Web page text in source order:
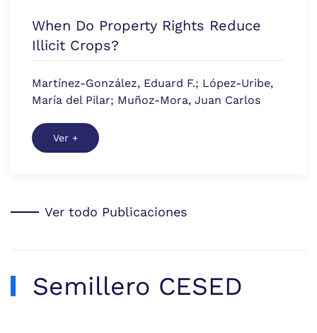
When Do Property Rights Reduce
Illicit Crops?
Martínez-González, Eduard F.; López-Uribe,
María del Pilar; Muñoz-Mora, Juan Carlos
Ver +
Ver todo Publicaciones
Semillero CESED